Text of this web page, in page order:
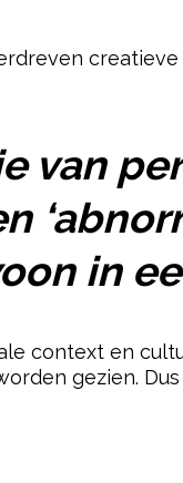
van
in
context en
gezien.